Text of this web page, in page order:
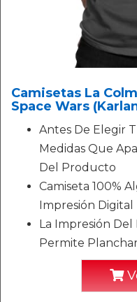
Camisetas La
Space Wars
Antes De Elegir
Medidas Que
Del Producto
Camiseta 100%
Impresión Digital
La Impresión Del
Permite